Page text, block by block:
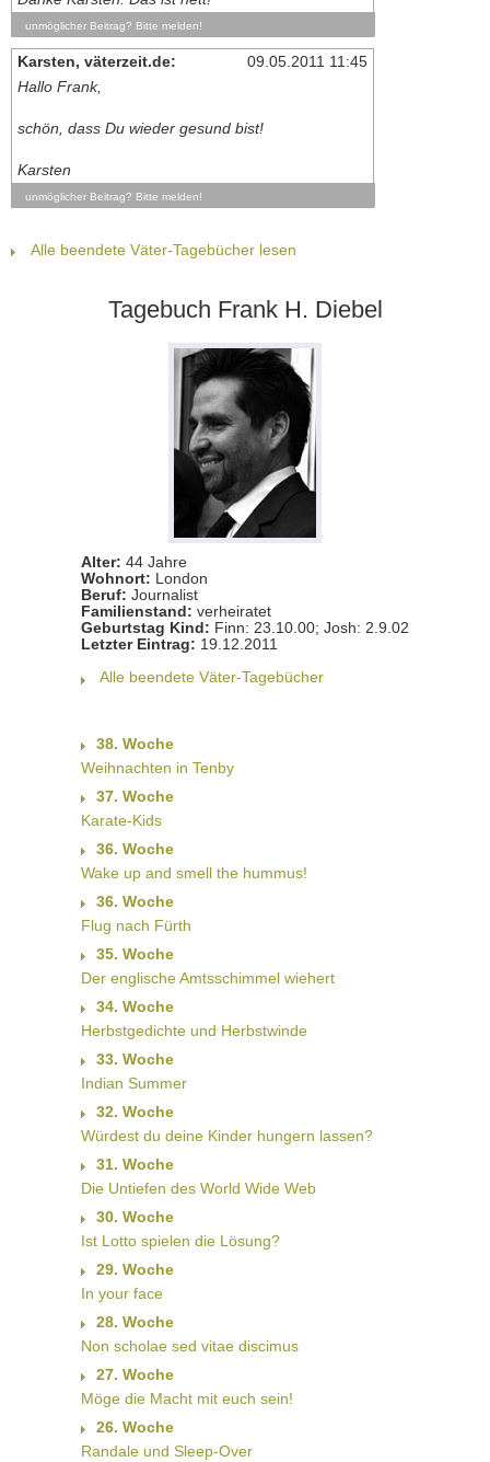
unmöglicher Beitrag? Bitte melden!
Karsten, väterzeit.de:
09.05.2011 11:45
Hallo Frank,
schön, dass Du wieder gesund bist!
Karsten
unmöglicher Beitrag? Bitte melden!
Alle beendete Väter-Tagebücher lesen
Tagebuch Frank H. Diebel
Alter: 44 Jahre
Wohnort: London
Beruf: Journalist
Familienstand: verheiratet
Geburtstag Kind: Finn: 23.10.00; Josh: 2.9.02
Letzter Eintrag: 19.12.2011
Alle beendete Väter-Tagebücher
38. Woche
Weihnachten in Tenby
37. Woche
Karate-Kids
36. Woche
Wake up and smell the hummus!
36. Woche
Flug nach Fürth
35. Woche
Der englische Amtsschimmel wiehert
34. Woche
Herbstgedichte und Herbstwinde
33. Woche
Indian Summer
32. Woche
Würdest du deine Kinder hungern lassen?
31. Woche
Die Untiefen des World Wide Web
30. Woche
Ist Lotto spielen die Lösung?
29. Woche
In your face
28. Woche
Non scholae sed vitae discimus
27. Woche
Möge die Macht mit euch sein!
26. Woche
Randale und Sleep-Over